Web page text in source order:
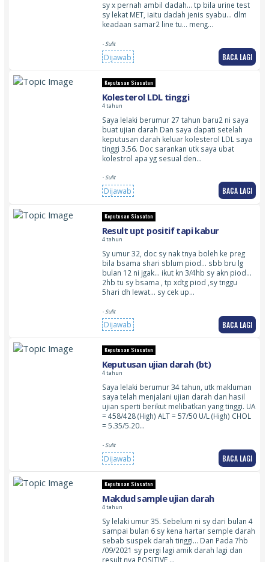
sy x pernah ambil dadah… tp bila urine test
sy lekat MET, iaitu dadah jenis syabu… dlm
keadaan samar2 line tu… meng…
- Sulit
Dijawab BACA LAGI
Keputusan Siasatan
Kolesterol LDL tinggi
4 tahun
Saya lelaki berumur 27 tahun baru2 ni saya
buat ujian darah Dan saya dapati setelah
keputusan darah keluar kolesterol LDL saya
tinggi 3.56. Doc sarankan utk saya ubat
kolestrol apa yg sesual den…
- Sulit
Dijawab BACA LAGI
Keputusan Siasatan
Result upt positif tapi kabur
4 tahun
Sy umur 32, doc sy nak tnya boleh ke preg
bila bsama shari sblum piod… sbb bru lg
bulan 12 ni jgak… ikut kn 3/4hb sy akn piod…
2hb tu sy bsama , tp xdtg piod ,sy tnggu
5hari dh lewat… sy cek up…
- Sulit
Dijawab BACA LAGI
Keputusan Siasatan
Keputusan ujian darah (bt)
4 tahun
Saya lelaki berumur 34 tahun, utk makluman
saya telah menjalani ujian darah dan hasil
ujian sperti berikut melibatkan yang tinggi. UA
= 458/428 (High) ALT = 57/50 U/L (High) CHOL
= 5.35/5.20…
- Sulit
Dijawab BACA LAGI
Keputusan Siasatan
Makdud sample ujian darah
4 tahun
Sy lelaki umur 35. Sebelum ni sy dari bulan 4
sampai bulan 6 sy kena hartar semple darah
sebab suspek darah tinggi… Dan Pada 7hb
/09/2021 sy pergi lagi amik darah lagi dan
result nya POSITIVE …